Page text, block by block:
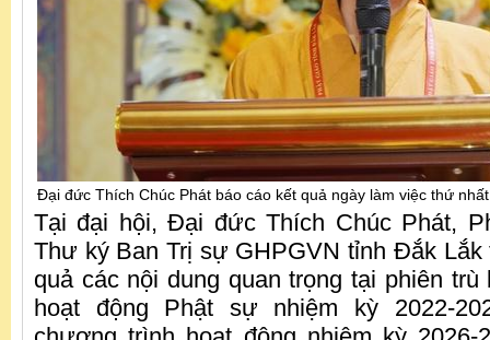
Đại đức Thích Chúc Phát báo cáo kết quả ngày làm việc thứ nhất
Tại đại hội, Đại đức Thích Chúc Phát,
Thư ký Ban Trị sự GHPGVN tỉnh Đắk Lắk
quả các nội dung quan trọng tại phiên
hoạt động Phật sự nhiệm kỳ 2022-